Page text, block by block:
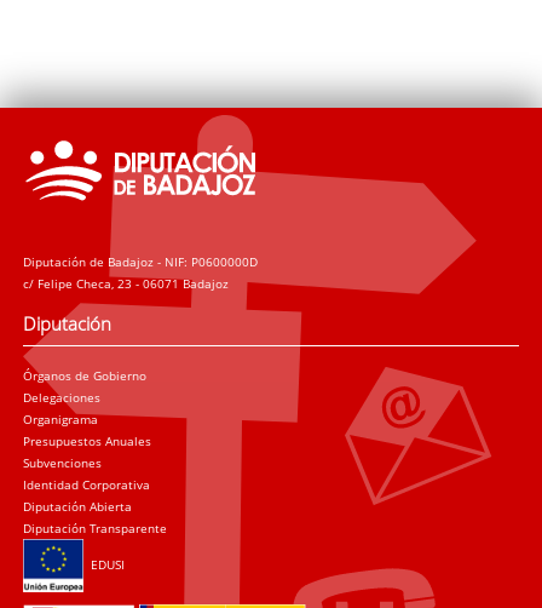
Diputación de Badajoz - NIF: P0600000D
c/ Felipe Checa, 23 - 06071 Badajoz
Diputación
Órganos de Gobierno
Delegaciones
Organigrama
Presupuestos Anuales
Subvenciones
Identidad Corporativa
Diputación Abierta
Diputación Transparente
EDUSI